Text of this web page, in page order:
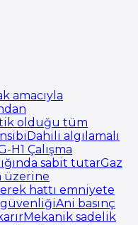
amacıyla
olduğu tüm
algılamalı
Çalışma
sabit tutarGaz
üzerine
hattı emniyete
basınç
sadelik